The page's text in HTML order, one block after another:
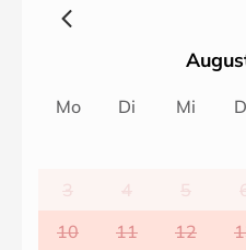
(Federkern), Einbauküche
Personen, 2 Schlafzimmer
eine kleine
Mo Di Mi
3
4 5
10
11 12